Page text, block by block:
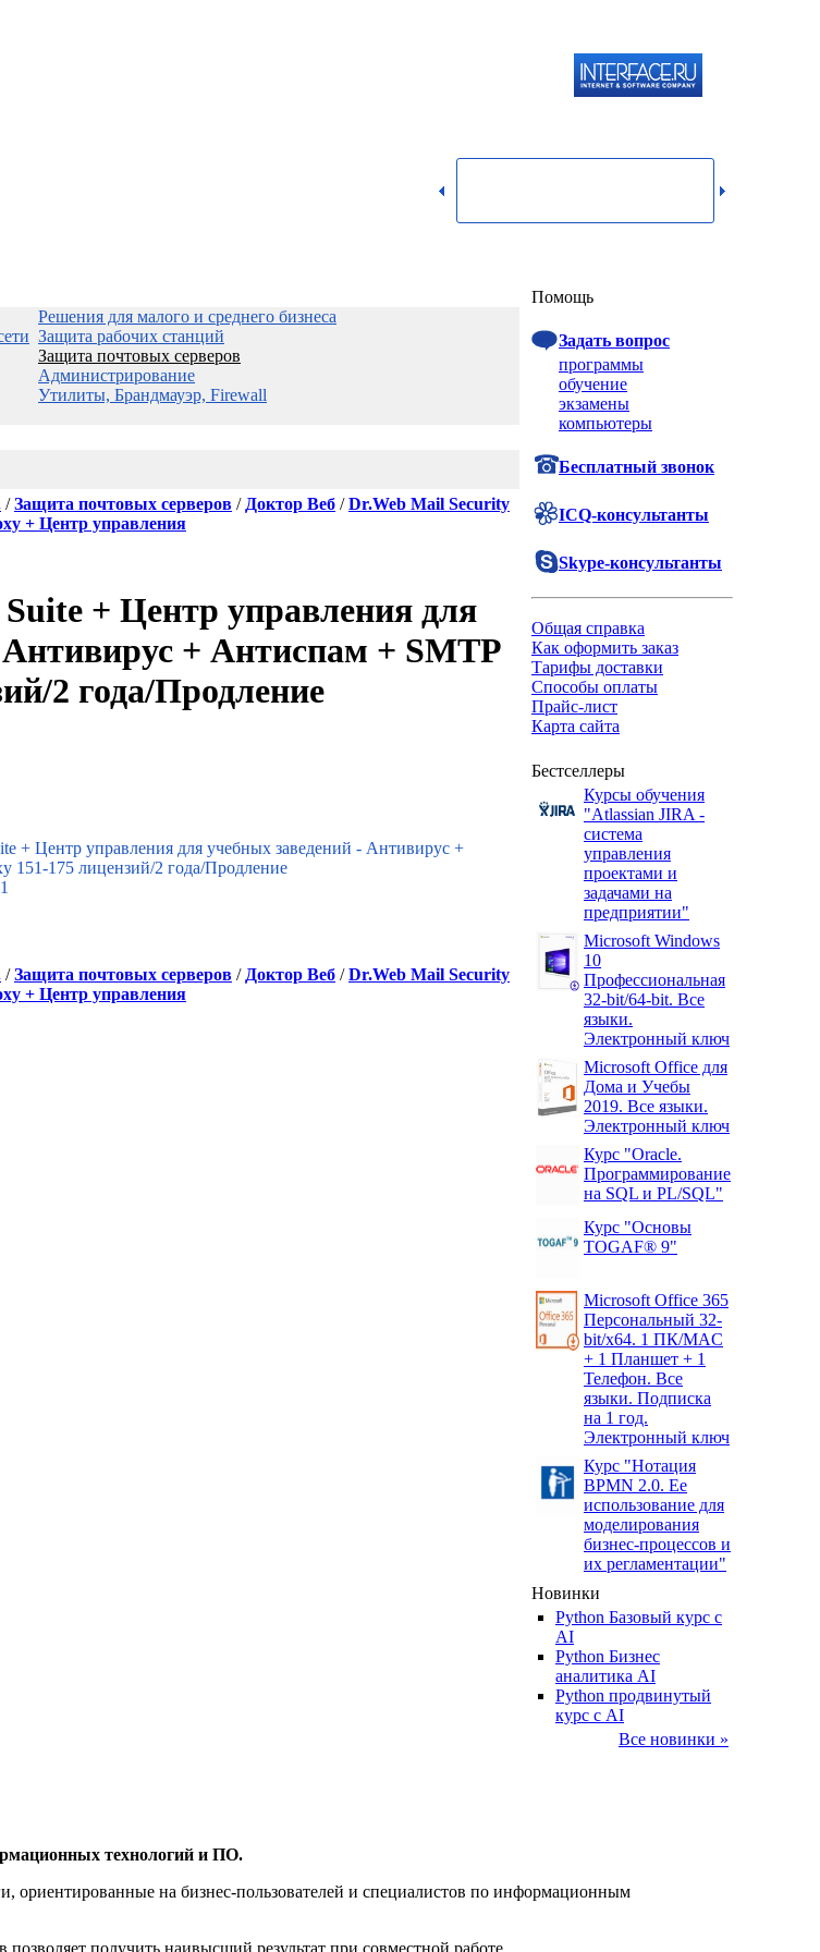
Решения для малого и среднего бизнеса
Защита рабочих станций
Защита почтовых серверов
Администрирование
Утилиты, Брандмауэр, Firewall
/Защита почтовых серверов / Доктор Веб /Dr.Web Mail Security
+ Центр управления
+ Центр управления для
+ Антиспам + SMTP
2 года/Продление
+ Центр управления для учебных заведений - Антивирус +
151-175 лицензий/2 года/Продление
/Защита почтовых серверов / Доктор Веб /Dr.Web Mail Security
+ Центр управления
Помощь
Задать вопрос
программы
обучение
экзамены
компьютеры
Бесплатный звонок
ICQ-консультанты
Skype-консультанты
Общая справка
Как оформить заказ
Тарифы доставки
Способы оплаты
Прайс-лист
Карта сайта
Бестселлеры
Курсы обучения
"Atlassian JIRA -
система
управления
проектами и
задачами на
предприятии"
Microsoft Windows
10
Профессиональная
32-bit/64-bit. Все
языки.
Электронный ключ
Microsoft Office для
Дома и Учебы
2019. Все языки.
Электронный ключ
Курс "Oracle.
Программирование
на SQL и PL/SQL"
Курс "Основы
TOGAF® 9"
Microsoft Office 365
Персональный 32-
bit/x64. 1 ПК/MAC
+ 1 Планшет + 1
Телефон. Все
языки. Подписка
на 1 год.
Электронный ключ
Курс "Нотация
BPMN 2.0. Ее
использование для
моделирования
бизнес-процессов и
их регламентации"
Новинки
Python Базовый курс c
AI
Python Бизнес
аналитика AI
Python продвинутый
курс с AI
Все новинки »
технологий и ПО.
ориентированные на бизнес-пользователей и специалистов по информационным
получить наивысший результат при совместной работе.